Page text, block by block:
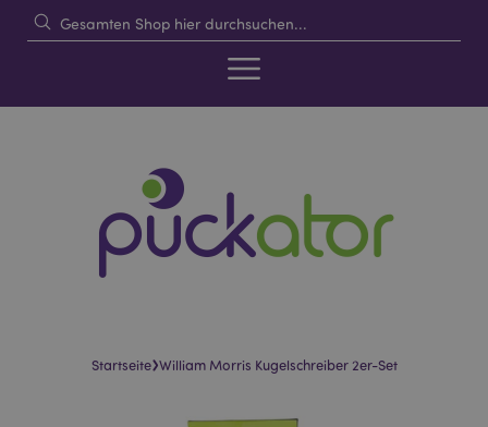
Startseite›William Morris Kugelschreiber 2er-Set